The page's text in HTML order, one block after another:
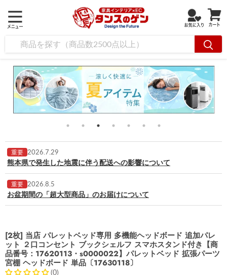
重要 2026.7.29
熊本県で発生した地震に伴う配送への影響について
重要 2026.8.5
お盆期間の「超大型商品」のお届けについて
[2枚] 当店 パレットベッド専用 多機能ヘッドボード 追加パレ
ット ２口コンセント ブックシェルフ スマホスタンド付き【商
品番号：17620113・s0000022】パレットベッド 拡張パーツ
宮棚 ヘッドボード 単品〔17630118〕
(0)